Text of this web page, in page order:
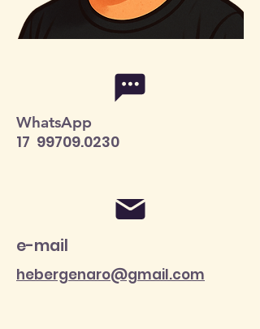
WhatsApp
17 99709.0230
e-mail
hebergenaro@gmail.com